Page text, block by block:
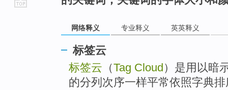
网络释义 专业释义 英英释义
标签云
标签云 （Tag Cloud ）是用以暗
的分列次序一样平常依照字典